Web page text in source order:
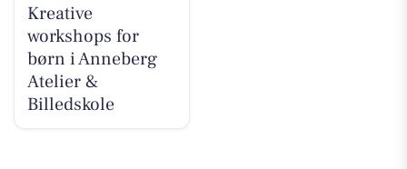
Kreative
workshops for
børn i Anneberg
Atelier &
Billedskole